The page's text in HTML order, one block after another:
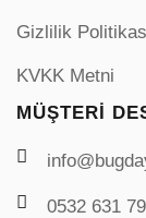
Gizlilik
KVKK Metni
MÜŞTERI
0532 631